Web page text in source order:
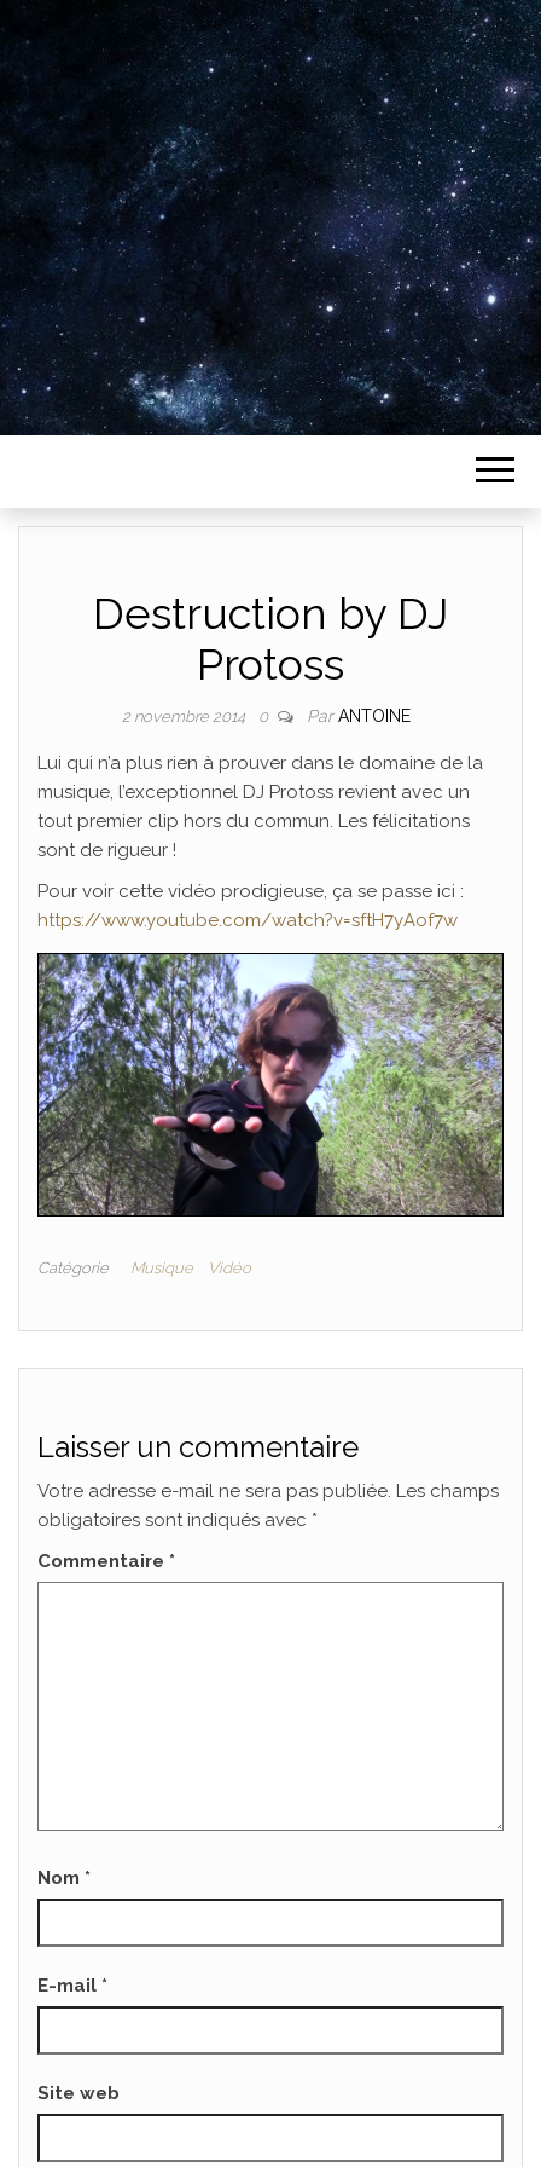
Plus de 2800 critiques de films
Destruction by DJ
Protoss
2 novembre 2014 0 ParANTOINE
Lui qui n’a plus rien à prouver dans le domaine de la
musique, l’exceptionnel DJ Protoss revient avec un
tout premier clip hors du commun. Les félicitations
sont de rigueur !
Pour voir cette vidéo prodigieuse, ça se passe ici :
https://www.youtube.com/watch?v=sftH7yAof7w
Catégorie Musique Vidéo
Laisser un commentaire
Votre adresse e-mail ne sera pas publiée. Les champs
obligatoires sont indiqués avec *
Commentaire *
Nom *
E-mail *
Site web